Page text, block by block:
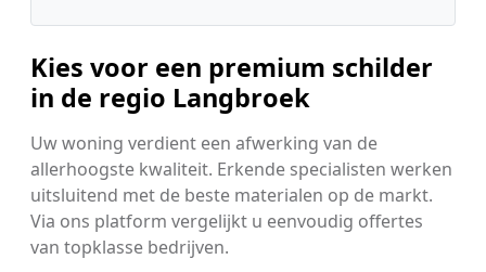
Kies voor een premium schilder
in de regio Langbroek
Uw woning verdient een afwerking van de
allerhoogste kwaliteit. Erkende specialisten werken
uitsluitend met de beste materialen op de markt.
Via ons platform vergelijkt u eenvoudig offertes
van topklasse bedrijven.